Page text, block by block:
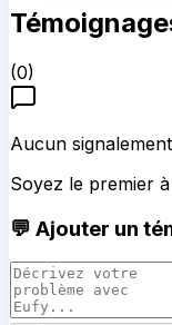
(0)
Aucun
Soyez le premier
💬 Ajouter un